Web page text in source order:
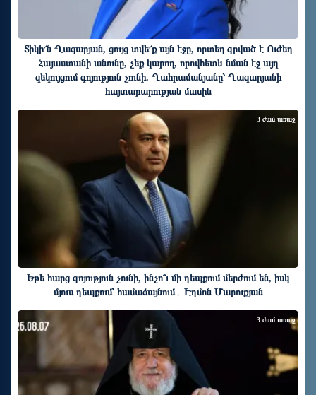
Տիկի՜ն Ղազարյան, ցույց տվե՜ք այն էջը, որտեղ գրված է Ուժեղ
Հայաստանի անունը, չեք կարող, որովհետև նման էջ այդ
զեկույցում գոյություն չունի. Ղահրամանյանը՝ Ղազարյանի
հայտարարության մասին
Եթե հարց գոյություն չունի, ինչո՞ւ մի դեպքում մերժում են, իսկ
մյուս դեպքում՝ համաձայնում․ Էդմոն Մարուքյան
3 ժամ առաջ
3 ժամ առաջ